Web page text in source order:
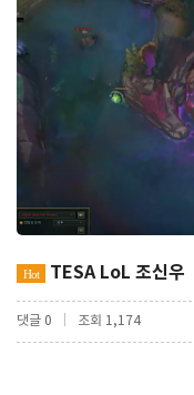
Hot TESA LoL 조신우
댓글 0 조회 1,174